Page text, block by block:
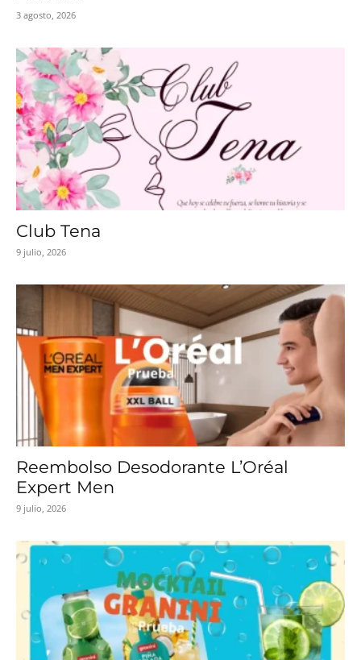
3 agosto, 2026
Club Tena
9 julio, 2026
Reembolso Desodorante L’Oréal
Expert Men
9 julio, 2026